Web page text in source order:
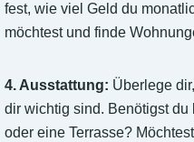
fest, wie viel Geld du
möchtest und finde
4. Ausstattung: Überlege
dir wichtig sind. Benötigst
oder eine Terrasse?